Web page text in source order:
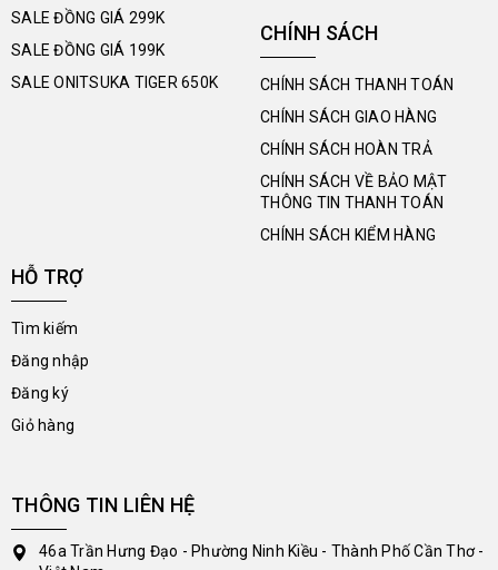
SALE ĐỒNG GIÁ 299K
SALE ĐỒNG GIÁ 199K
SALE ONITSUKA TIGER 650K
CHÍNH SÁCH
CHÍNH SÁCH THANH TOÁN
CHÍNH SÁCH GIAO HÀNG
CHÍNH SÁCH HOÀN TRẢ
CHÍNH SÁCH VỀ BẢO MẬT
THÔNG TIN THANH TOÁN
CHÍNH SÁCH KIỂM HÀNG
HỖ TRỢ
Tìm kiếm
Đăng nhập
Đăng ký
Giỏ hàng
THÔNG TIN LIÊN HỆ
46a Trần Hưng Đạo - Phường Ninh Kiều - Thành Phố Cần Thơ -